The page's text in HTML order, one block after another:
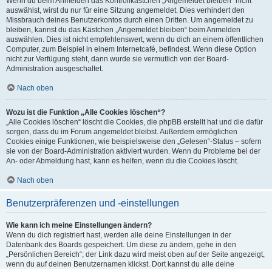
auswählst, wirst du nur für eine Sitzung angemeldet. Dies verhindert den
Missbrauch deines Benutzerkontos durch einen Dritten. Um angemeldet zu
bleiben, kannst du das Kästchen „Angemeldet bleiben“ beim Anmelden
auswählen. Dies ist nicht empfehlenswert, wenn du dich an einem öffentlichen
Computer, zum Beispiel in einem Internetcafé, befindest. Wenn diese Option
nicht zur Verfügung steht, dann wurde sie vermutlich von der Board-
Administration ausgeschaltet.
Nach oben
Wozu ist die Funktion „Alle Cookies löschen“?
„Alle Cookies löschen“ löscht die Cookies, die phpBB erstellt hat und die dafür
sorgen, dass du im Forum angemeldet bleibst. Außerdem ermöglichen
Cookies einige Funktionen, wie beispielsweise den „Gelesen“-Status – sofern
sie von der Board-Administration aktiviert wurden. Wenn du Probleme bei der
An- oder Abmeldung hast, kann es helfen, wenn du die Cookies löscht.
Nach oben
Benutzerpräferenzen und -einstellungen
Wie kann ich meine Einstellungen ändern?
Wenn du dich registriert hast, werden alle deine Einstellungen in der
Datenbank des Boards gespeichert. Um diese zu ändern, gehe in den
„Persönlichen Bereich“; der Link dazu wird meist oben auf der Seite angezeigt,
wenn du auf deinen Benutzernamen klickst. Dort kannst du alle deine